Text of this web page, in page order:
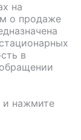
на
о продаже
в
и нажмите